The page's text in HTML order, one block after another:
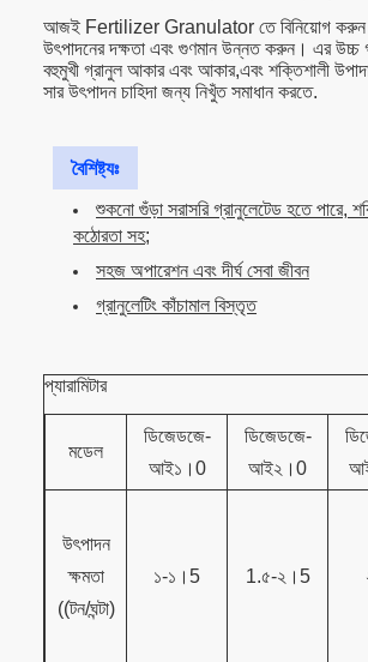
আজই Fertilizer Granulator তে বিনিয়োগ করুন
উৎপাদনের দক্ষতা এবং গুণমান উন্নত করুন। এর উচ্চ
বহুমুখী গ্রানুল আকার এবং আকার,এবং শক্তিশালী
সার উৎপাদন চাহিদা জন্য নিখুঁত সমাধান করতে.
বৈশিষ্ট্যঃ
শুকনো গুঁড়া সরাসরি গ্রানুলেটেড হতে পারে,
কঠোরতা সহ;
সহজ অপারেশন এবং দীর্ঘ সেবা জীবন
গ্রানুলেটিং কাঁচামাল বিস্তৃত
প্যারামিটার
মডেল
ডিজেডজে-
আই১।0
ডিজেডজে-
আই২।0
উৎপাদন
ক্ষমতা
((টন/ঘন্টা)
১-১।5 1.৫-২।5